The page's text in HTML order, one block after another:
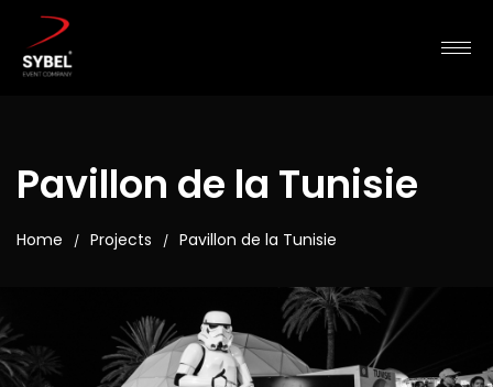
Pavillon de la Tunisie
Home / Projects / Pavillon de la Tunisie